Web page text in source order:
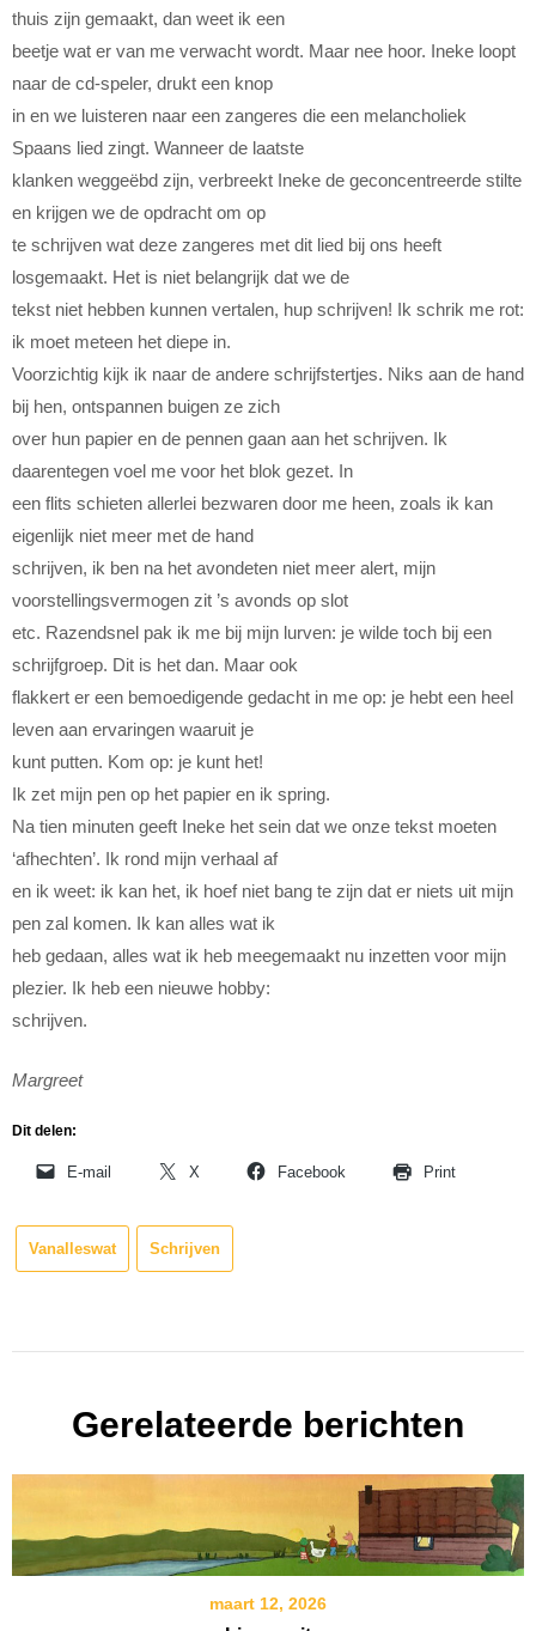
thuis zijn gemaakt, dan weet ik een
beetje wat er van me verwacht wordt. Maar nee hoor. Ineke loopt
naar de cd-speler, drukt een knop
in en we luisteren naar een zangeres die een melancholiek
Spaans lied zingt. Wanneer de laatste
klanken weggeëbd zijn, verbreekt Ineke de geconcentreerde stilte
en krijgen we de opdracht om op
te schrijven wat deze zangeres met dit lied bij ons heeft
losgemaakt. Het is niet belangrijk dat we de
tekst niet hebben kunnen vertalen, hup schrijven! Ik schrik me rot:
ik moet meteen het diepe in.
Voorzichtig kijk ik naar de andere schrijfstertjes. Niks aan de hand
bij hen, ontspannen buigen ze zich
over hun papier en de pennen gaan aan het schrijven. Ik
daarentegen voel me voor het blok gezet. In
een flits schieten allerlei bezwaren door me heen, zoals ik kan
eigenlijk niet meer met de hand
schrijven, ik ben na het avondeten niet meer alert, mijn
voorstellingsvermogen zit ’s avonds op slot
etc. Razendsnel pak ik me bij mijn lurven: je wilde toch bij een
schrijfgroep. Dit is het dan. Maar ook
flakkert er een bemoedigende gedacht in me op: je hebt een heel
leven aan ervaringen waaruit je
kunt putten. Kom op: je kunt het!
Ik zet mijn pen op het papier en ik spring.
Na tien minuten geeft Ineke het sein dat we onze tekst moeten
‘afhechten’. Ik rond mijn verhaal af
en ik weet: ik kan het, ik hoef niet bang te zijn dat er niets uit mijn
pen zal komen. Ik kan alles wat ik
heb gedaan, alles wat ik heb meegemaakt nu inzetten voor mijn
plezier. Ik heb een nieuwe hobby:
schrijven.
Margreet
Dit delen:
E-mail X Facebook Print
Vanalleswat Schrijven
Gerelateerde berichten
maart 12, 2026